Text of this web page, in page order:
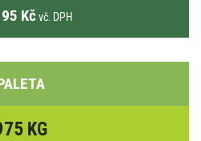
Kč vč. DPH
KG